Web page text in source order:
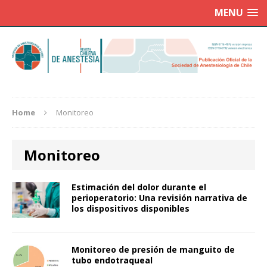
MENU
Home Monitoreo
Monitoreo
Estimación del dolor durante el
perioperatorio: Una revisión narrativa de
los dispositivos disponibles
Monitoreo de presión de manguito de
tubo endotraqueal